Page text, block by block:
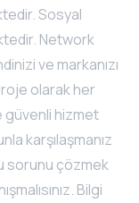
Sosyal
Network
ve markanızı
olarak her
güvenli hizmet
karşılaşmanız
sorunu çözmek
Bilgi